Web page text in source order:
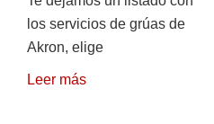
los servicios de grúas de
Akron, elige
Leer más